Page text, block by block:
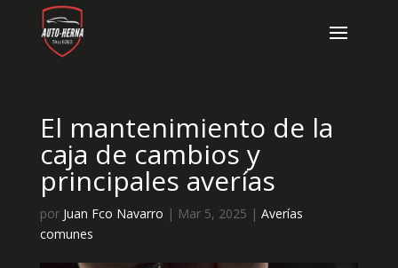
El mantenimiento de la
caja de cambios y
principales averías
por Juan Fco Navarro | Mar 5, 2025 | Averías
comunes